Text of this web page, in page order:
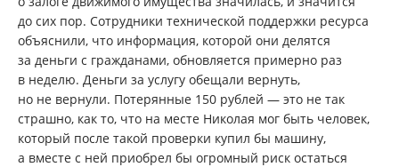
до сих пор. Сотрудники технической поддержки ресурса
объяснили, что информация, которой они делятся
за деньги с гражданами, обновляется примерно раз
в неделю. Деньги за услугу обещали вернуть,
но не вернули. Потерянные 150 рублей — это не так
страшно, как то, что на месте Николая мог быть человек,
который после такой проверки купил бы машину,
а вместе с ней приобрел бы огромный риск остаться